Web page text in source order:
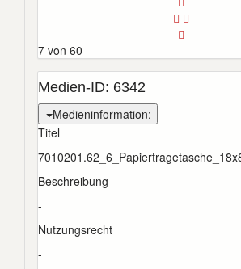
7 von 60
Medien-ID: 6342
Medieninformation:
Titel
Beschreibung
-
Nutzungsrecht
-